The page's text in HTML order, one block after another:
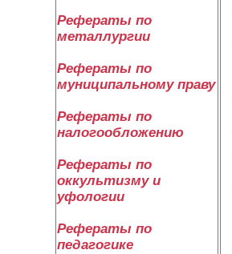
Рефераты по
металлургии
Рефераты по
муниципальному праву
Рефераты по
налогообложению
Рефераты по
оккультизму и
уфологии
Рефераты по
педагогике